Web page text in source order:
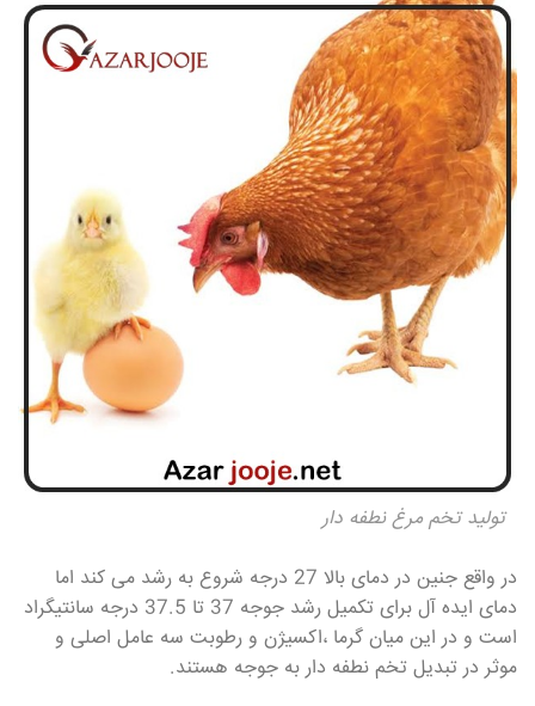
تولید تخم مرغ نطفه دار
در واقع جنین در دمای بالا 27 درجه شروع به رشد می کند اما
دمای ایده آل برای تکمیل رشد جوجه 37 تا 37.5 درجه سانتیگراد
است و در این میان گرما ،اکسیژن و رطوبت سه عامل اصلی و
موثر در تبدیل تخم نطفه دار به جوجه هستند.